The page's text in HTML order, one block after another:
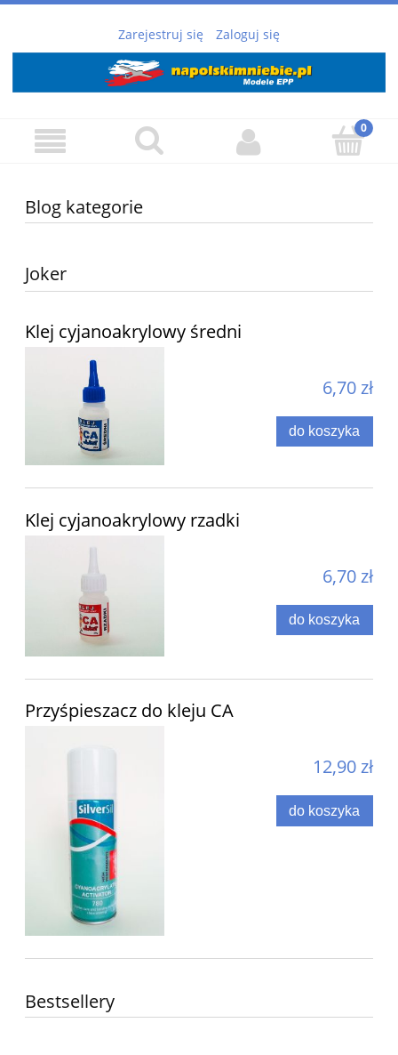
Zarejestruj się Zaloguj się
Blog kategorie
Joker
Klej cyjanoakrylowy średni
6,70 zł
do koszyka
Klej cyjanoakrylowy rzadki
6,70 zł
do koszyka
Przyśpieszacz do kleju CA
12,90 zł
do koszyka
Bestsellery